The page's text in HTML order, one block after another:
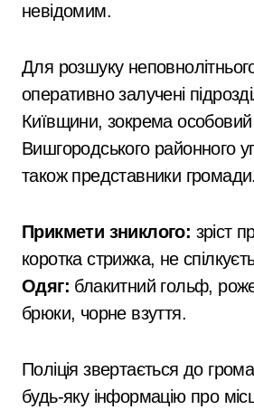
невідомим.
Для розшуку
оперативно залучені
Київщини, зокрема
Вишгородського районного
також представники громади.
Прикмети зниклого: зріст
коротка стрижка, не
Одяг: блакитний гольф,
брюки, чорне взуття.
Поліція звертається до
будь-яку інформацію про